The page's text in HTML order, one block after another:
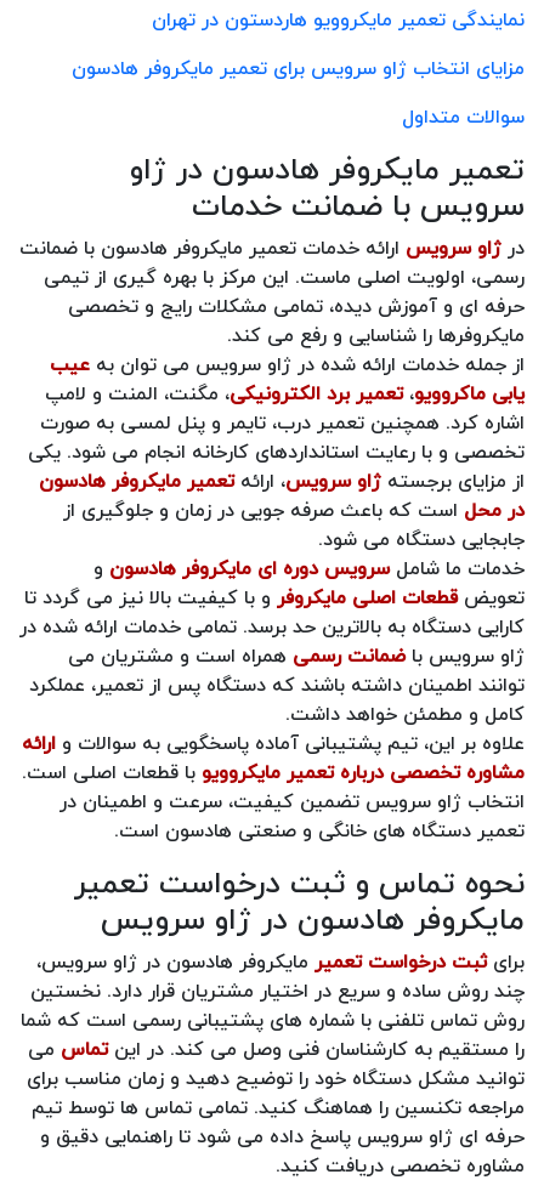
نمایندگی تعمیر مایکروویو هاردستون در تهران
مزایای انتخاب ژاو سرویس برای تعمیر مایکروفر هادسون
سوالات متداول
تعمیر مایکروفر هادسون در ژاو
سرویس با ضمانت خدمات
درژاو سرویس ارائه خدمات تعمیر مایکروفر هادسون با ضمانت
رسمی، اولویت اصلی ماست. این مرکز با بهره گیری از تیمی
حرفه ای و آموزش دیده، تمامی مشکلات رایج و تخصصی
مایکروفرها را شناسایی و رفع می کند.
از جمله خدمات ارائه شده در ژاو سرویس می توان به عیب
یابی ماکروویو،تعمیر برد الکترونیکی، مگنت، المنت و لامپ
اشاره کرد. همچنین تعمیر درب، تایمر و پنل لمسی به صورت
تخصصی و با رعایت استانداردهای کارخانه انجام می شود. یکی
از مزایای برجسته ژاو سرویس، ارائهتعمیر مایکروفر هادسون
در محل است که باعث صرفه جویی در زمان و جلوگیری از
جابجایی دستگاه می شود.
خدمات ما شاملسرویس دوره ای مایکروفر هادسون و
تعویضقطعات اصلی مایکروفر و با کیفیت بالا نیز می گردد تا
کارایی دستگاه به بالاترین حد برسد. تمامی خدمات ارائه شده در
ژاو سرویس باضمانت رسمی همراه است و مشتریان می
توانند اطمینان داشته باشند که دستگاه پس از تعمیر، عملکرد
کامل و مطمئن خواهد داشت.
علاوه بر این، تیم پشتیبانی آماده پاسخگویی به سوالات و ارائه
مشاوره تخصصی درباره تعمیر مایکروویو با قطعات اصلی است.
انتخاب ژاو سرویس تضمین کیفیت، سرعت و اطمینان در
تعمیر دستگاه های خانگی و صنعتی هادسون است.
نحوه تماس و ثبت درخواست تعمیر
مایکروفر هادسون در ژاو سرویس
برایثبت درخواست تعمیر مایکروفر هادسون در ژاو سرویس،
چند روش ساده و سریع در اختیار مشتریان قرار دارد. نخستین
روش تماس تلفنی با شماره های پشتیبانی رسمی است که شما
را مستقیم به کارشناسان فنی وصل می کند. در اینتماس می
توانید مشکل دستگاه خود را توضیح دهید و زمان مناسب برای
مراجعه تکنسین را هماهنگ کنید. تمامی تماس ها توسط تیم
حرفه ای ژاو سرویس پاسخ داده می شود تا راهنمایی دقیق و
مشاوره تخصصی دریافت کنید.